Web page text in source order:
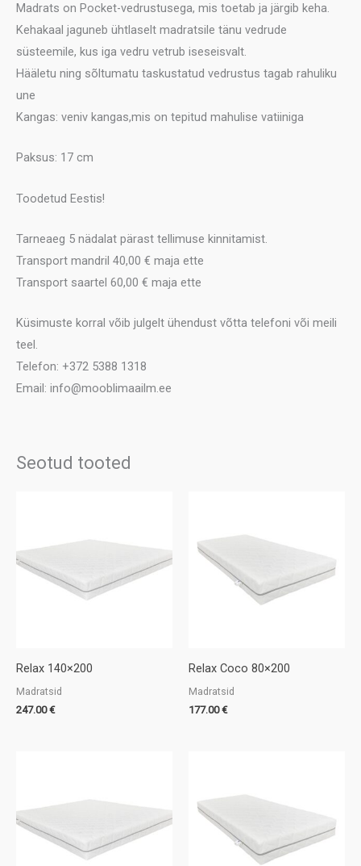
Madrats on Pocket-vedrustusega, mis toetab ja järgib keha.
Kehakaal jaguneb ühtlaselt madratsile tänu vedrude
süsteemile, kus iga vedru vetrub iseseisvalt.
Hääletu ning sõltumatu taskustatud vedrustus tagab rahuliku
une
Kangas: veniv kangas,mis on tepitud mahulise vatiiniga
Paksus: 17 cm
Toodetud Eestis!
Tarneaeg 5 nädalat pärast tellimuse kinnitamist.
Transport mandril 40,00 € maja ette
Transport saartel 60,00 € maja ette
Küsimuste korral võib julgelt ühendust võtta telefoni või meili
teel.
Telefon: +372 5388 1318
Email: info@mooblimaailm.ee
Seotud tooted
Relax 140×200
Madratsid
247.00€
Relax Coco 80×200
Madratsid
177.00€